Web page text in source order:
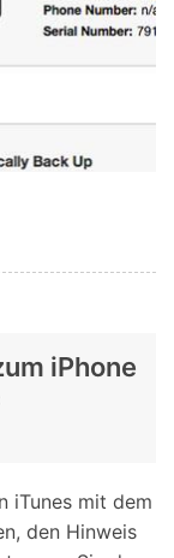
iPhone
iTunes mit dem
den Hinweis